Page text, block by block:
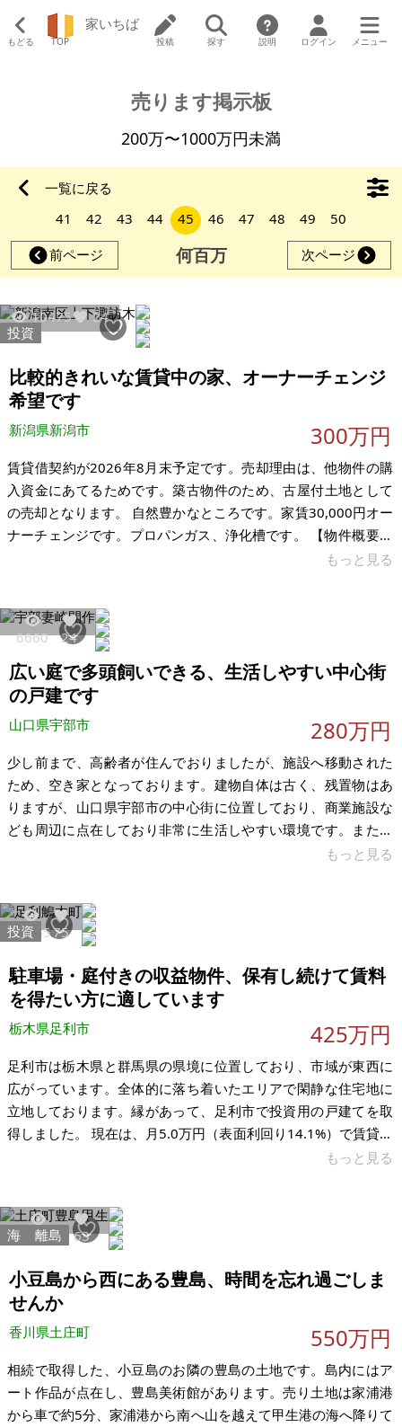
もどる TOP
家いちば
投稿 探す 説明 ログイン メニュー
売ります掲示板
200万〜1000万円未満
一覧に戻る
41
42 43 44 45 46 47 48 49
50
前ページ
何百万 次ページ
10475
24
投資
比較的きれいな賃貸中の家、オーナーチェンジ
希望です
新潟県新潟市 300万円
賃貸借契約が2026年8月末予定です。売却理由は、他物件の購
入資金にあてるためです。築古物件のため、古屋付土地として
の売却となります。 自然豊かなところです。家賃30,000円オー
ナーチェンジです。プロパンガス、浄化槽です。 【物件概要】
※古屋付土地 場所：新潟県新潟市南区上下諏訪木 土地：243.06
益費：なし 礼金：なし 敷金：なし 普通賃貸借契約：2年、賃貸
人に修繕義務なし 表面利回り：14.4％ 現入居者様の居住期間：
2024年9月～ 修繕履
もっと見る
6660 24
広い庭で多頭飼いできる、生活しやすい中心街
の戸建です
山口県宇部市 280万円
少し前まで、高齢者が住んでおりましたが、施設へ移動された
ため、空き家となっております。建物自体は古く、残置物はあ
りますが、山口県宇部市の中心街に位置しており、商業施設な
ども周辺に点在しており非常に生活しやすい環境です。また、
土地の敷地も非常に広く、ペットが走れまわれたり、レジャー
妻崎郵便局約0.5km、スーパーマーケット約0.8km、妻崎駅約
0.4km、妻崎駅バス停：約0.4kmです。 賃貸物件としてお貸し
することも可能です。ご興味がある方はお気軽にご連絡くださ
いま
もっと見る
1146575
投資
駐車場・庭付きの収益物件、保有し続けて賃料
を得たい方に適しています
栃木県足利市 425万円
足利市は栃木県と群馬県の県境に位置しており、市域が東西に
広がっています。全体的に落ち着いたエリアで閑静な住宅地に
立地しております。縁があって、足利市で投資用の戸建てを取
得しました。 現在は、月5.0万円（表面利回り14.1%）で賃貸中
です。旗竿地に立地しており、建物は1981年築で、一部増築さ
の旗状敷地に4台ほど駐車可能（縦列）です。居宅以外に、敷地
内には物置があります。インフラは上水道・下水道・プロパン
ガスです。現在は賃借人の方がお住まいになっており、保証会
社に加入済みです
もっと見る
13410 63
海 離島
小豆島から西にある豊島、時間を忘れ過ごしま
せんか
香川県土庄町 550万円
相続で取得した、小豆島のお隣の豊島の土地です。島内にはア
ート作品が点在し、豊島美術館があります。売り土地は家浦港
から車で約5分、家浦港から南へ山を越えて甲生港の海へ降りて